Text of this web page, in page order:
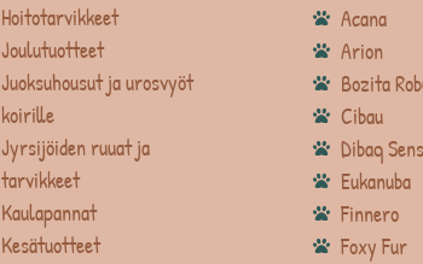
Hoitotarvikkeet
Joulutuotteet
Juoksuhousut ja urosvyöt
koirille
Jyrsijöiden ruuat ja
tarvikkeet
Kaulapannat
Kesätuotteet
Acana
Arion
Bozita
Cibau
Dibaq
Eukanuba
Finnero
Foxy Fur